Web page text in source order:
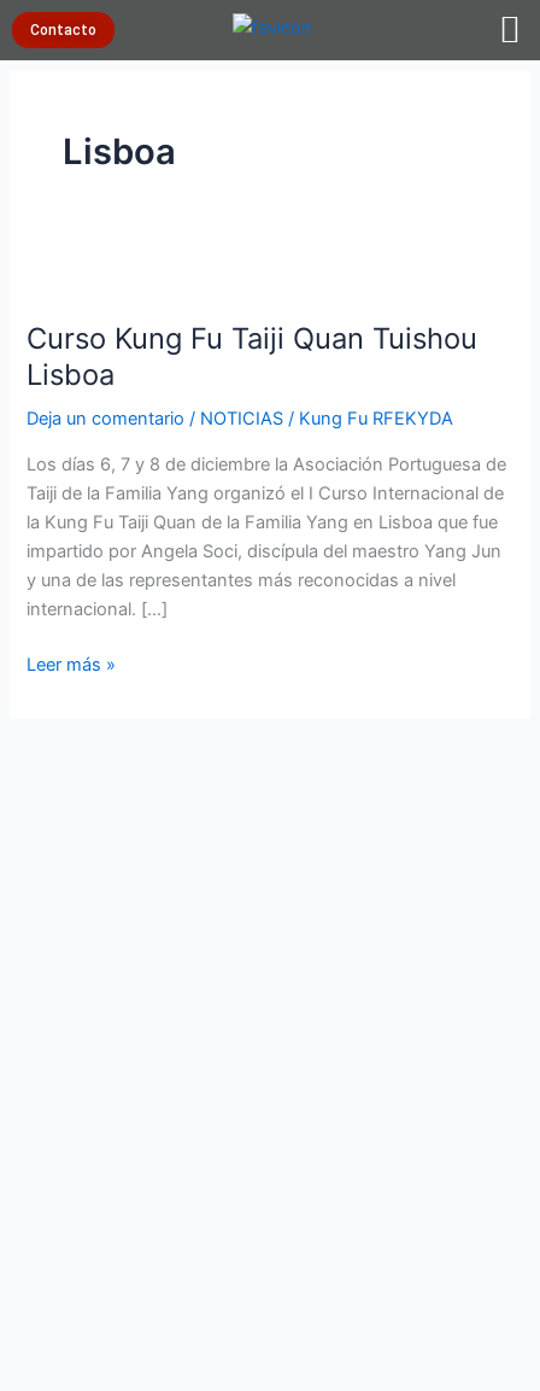
Contacto
Lisboa
Curso Kung Fu Taiji Quan Tuishou
Lisboa
Deja un comentario / NOTICIAS / Kung Fu RFEKYDA
Los días 6, 7 y 8 de diciembre la Asociación Portuguesa de
Taiji de la Familia Yang organizó el I Curso Internacional de
la Kung Fu Taiji Quan de la Familia Yang en Lisboa que fue
impartido por Angela Soci, discípula del maestro Yang Jun
y una de las representantes más reconocidas a nivel
internacional. […]
Fu
Taiji
Tuishou
Lisboa
Leer más »